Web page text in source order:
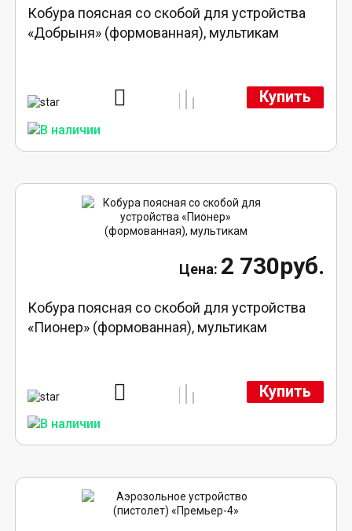
Кобура поясная со скобой для устройства
«Добрыня» (формованная), мультикам
Купить
2 730руб.
Кобура поясная со скобой для устройства
«Пионер» (формованная), мультикам
Купить